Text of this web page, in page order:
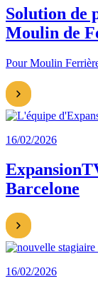
Solution de
Moulin de
Pour Moulin
16/02/2026
Barcelone
16/02/2026